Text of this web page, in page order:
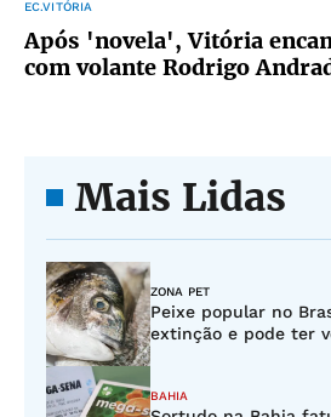
EC.VITÓRIA
Após 'novela', Vitória
com volante Rodrigo
Mais Lidas
ZONA PET
Peixe popular no
extinção e pode ter
BAHIA